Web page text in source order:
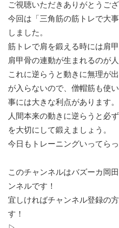
ご視聴いただきありがとうござ
今回は「三角筋の筋トレで大
しました。
筋トレで肩を鍛える時には肩
肩甲骨の連動が生まれるのが
これに逆らうと動きに無理が
が入らないので、僧帽筋も使
事には大きな利点があります。
人間本来の動きに逆らうと必
を大切にして鍛えましょう。
今日もトレーニングいってらっ
このチャンネルはバズーカ岡
ンネルです！
宜しければチャンネル登録の
す！